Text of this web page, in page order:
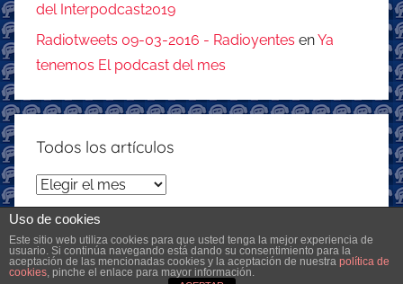
del Interpodcast2019
Radiotweets 09-03-2016 - Radioyentes enYa
tenemos El podcast del mes
Todos los artículos
Todos
los
artículos
Tema para WordPress: Donovan de ThemeZee.
Uso de cookies
Este sitio web utiliza cookies para que usted tenga la mejor experiencia de
usuario. Si continúa navegando está dando su consentimiento para la
aceptación de las mencionadas cookies y la aceptación de nuestra política de
cookies, pinche el enlace para mayor información.